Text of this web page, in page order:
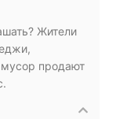
Жители
продают